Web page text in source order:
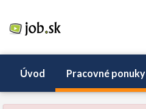
Úvod Pracovné ponuky